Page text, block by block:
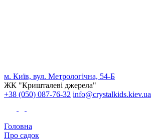
м. Київ, вул. Метрологічна, 54-Б
ЖК "Кришталеві джерела"
+38 (050) 087-76-32 info@crystalkids.kiev.ua
Головна
Про садок